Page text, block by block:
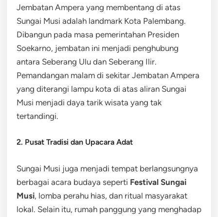
Jembatan Ampera yang membentang di atas
Sungai Musi adalah landmark Kota Palembang.
Dibangun pada masa pemerintahan Presiden
Soekarno, jembatan ini menjadi penghubung
antara Seberang Ulu dan Seberang Ilir.
Pemandangan malam di sekitar Jembatan Ampera
yang diterangi lampu kota di atas aliran Sungai
Musi menjadi daya tarik wisata yang tak
tertandingi.
2. Pusat Tradisi dan Upacara Adat
Sungai Musi juga menjadi tempat berlangsungnya
berbagai acara budaya seperti Festival Sungai
Musi, lomba perahu hias, dan ritual masyarakat
lokal. Selain itu, rumah panggung yang menghadap